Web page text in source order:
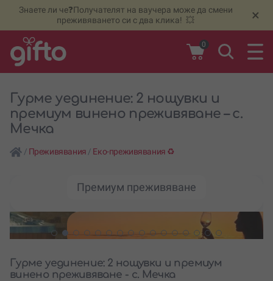
Знаете ли че❓Получателят на ваучера може да смени
преживяването си с два клика! 💥
×
0
Гурме уединение: 2 нощувки и
премиум винено преживяване – с.
Мечка
/ Преживявания / Еко-преживявания ♻️
Премиум преживяване
Гурме уединение: 2 нощувки и премиум
винено преживяване - с. Мечка